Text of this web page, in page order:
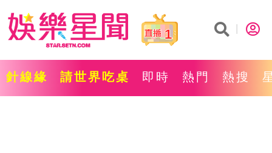
1
針線緣 請世界吃桌 即時 熱門 熱搜